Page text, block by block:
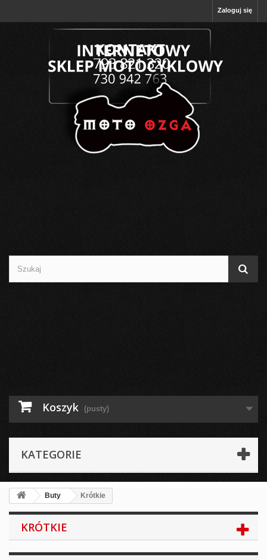
Zaloguj się
Koszyk (pusty)
KATEGORIE
Buty Krótkie
KRÓTKIE